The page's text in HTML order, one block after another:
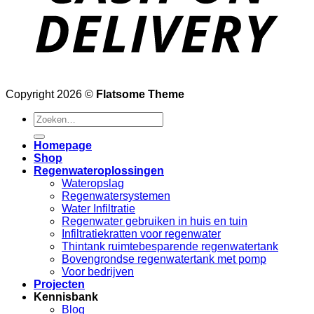
Copyright 2026 © Flatsome Theme
Zoeken
naar:
Homepage
Shop
Regenwateroplossingen
Wateropslag
Regenwatersystemen
Water Infiltratie
Regenwater gebruiken in huis en tuin
Infiltratiekratten voor regenwater
Thintank ruimtebesparende regenwatertank
Bovengrondse regenwatertank met pomp
Voor bedrijven
Projecten
Kennisbank
Blog